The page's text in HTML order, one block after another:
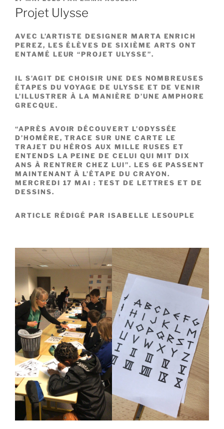
LE
Projet Ulysse
AVEC L’ARTISTE DESIGNER MARTA ENRICH
PEREZ, LES ÉLÈVES DE SIXIÈME ARTS ONT
ENTAMÉ LEUR “PROJET ULYSSE”.
IL S’AGIT DE CHOISIR UNE DES NOMBREUSES
ÉTAPES DU VOYAGE DE ULYSSE ET DE VENIR
L’ILLUSTRER À LA MANIÈRE D’UNE AMPHORE
GRECQUE.
“APRÈS AVOIR DÉCOUVERT L’ODYSSÉE
D’HOMÈRE, TRACE SUR UNE CARTE LE
TRAJET DU HÉROS AUX MILLE RUSES ET
ENTENDS LA PEINE DE CELUI QUI MIT DIX
ANS À RENTRER CHEZ LUI”. LES 6E PASSENT
MAINTENANT À L’ÉTAPE DU CRAYON.
MERCREDI 17 MAI : TEST DE LETTRES ET DE
DESSINS.
ARTICLE RÉDIGÉ PAR ISABELLE LESOUPLE